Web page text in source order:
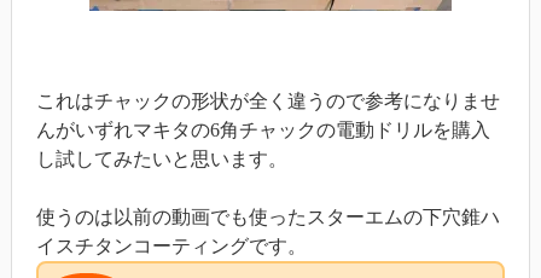
これはチャックの形状が全く違うので参考になりませ
んがいずれマキタの6角チャックの電動ドリルを購入
し試してみたいと思います。
使うのは以前の動画でも使ったスターエムの下穴錐ハ
イスチタンコーティングです。